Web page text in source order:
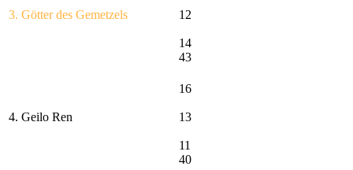
3. Götter des Gemetzels 12
14
43
4. Geilo Ren
16
13
11
40